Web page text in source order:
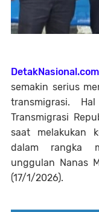
semakin serius
transmigrasi.
Transmigrasi
saat melakukan
dalam rangka
unggulan Nanas
(17/1/2026).